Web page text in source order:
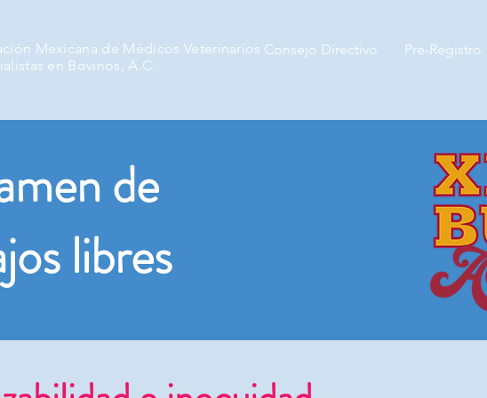
Consejo Directivo Pre-Registro
Mexicana de Médicos Veterinarios
en Bovinos, A.C.
de
libres